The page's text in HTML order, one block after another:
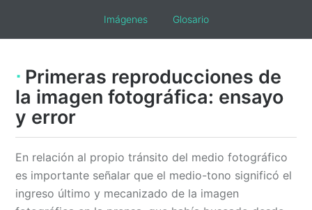
Imágenes Glosario
Primeras reproducciones de
la imagen fotográfica: ensayo
y error
En relación al propio tránsito del medio fotográfico
es importante señalar que el medio-tono significó el
ingreso último y mecanizado de la imagen